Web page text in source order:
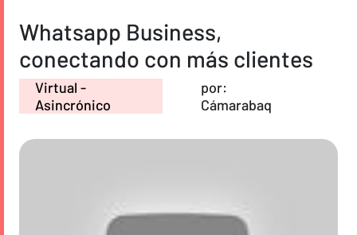
Whatsapp Business,
conectando con más clientes
Virtual -
Asincrónico
por:
Cámarabaq